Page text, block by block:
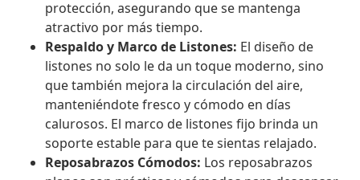
protección, asegurando que se mantenga
atractivo por más tiempo.
Respaldo y Marco de Listones: El diseño de
listones no solo le da un toque moderno, sino
que también mejora la circulación del aire,
manteniéndote fresco y cómodo en días
calurosos. El marco de listones fijo brinda un
soporte estable para que te sientas relajado.
Reposabrazos Cómodos: Los reposabrazos